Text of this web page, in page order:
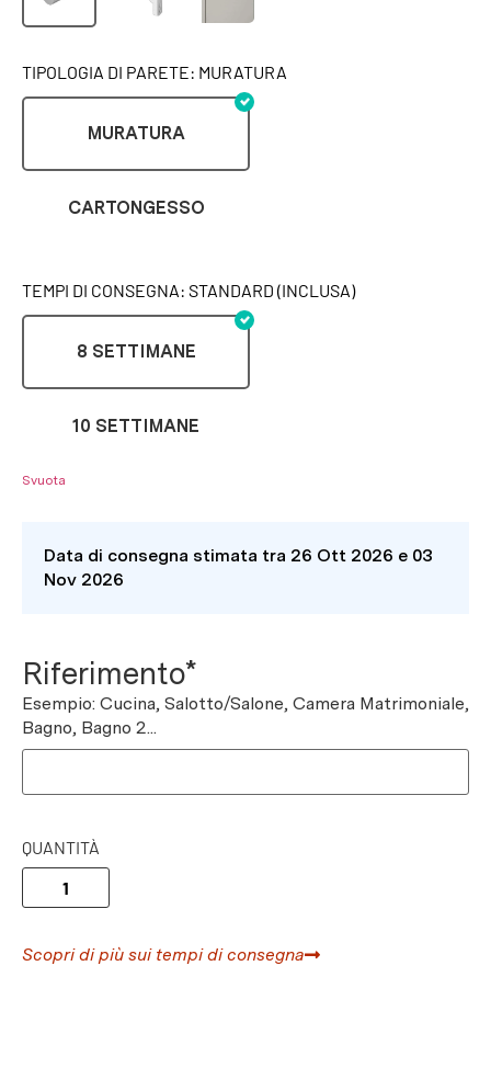
TIPOLOGIA DI PARETE: MURATURA
MURATURA
CARTONGESSO
TEMPI DI CONSEGNA: STANDARD (INCLUSA)
8 SETTIMANE
10 SETTIMANE
Svuota
Data di consegna stimata tra 26 Ott 2026 e 03
Nov 2026
Riferimento*
Esempio: Cucina, Salotto/Salone, Camera Matrimoniale,
Bagno, Bagno 2...
QUANTITÀ
Scopri di più sui tempi di consegna